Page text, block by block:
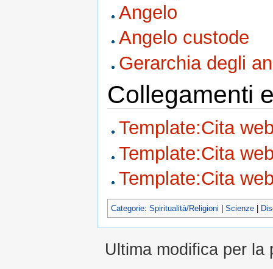
Angelo
Angelo custode
Gerarchia degli
Collegamenti
Template:Cita
Template:Cita
Template:Cita
Categorie: Spiritualità/Religioni | Scienze |
Ultima modifica per la